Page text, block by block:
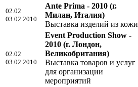
02.02
03.02.2010
Ante Prima - 2010 (г.
Милан, Италия)
Выставка изделий из кожи
02.02
03.02.2010
Event Production Show -
2010 (г. Лондон,
Великобритания)
Выставка товаров и услуг
для организации
мероприятий